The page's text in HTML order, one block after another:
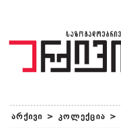
არქივი > კოლექცია >